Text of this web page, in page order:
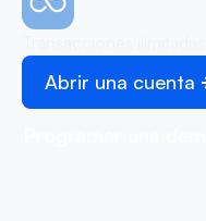
Abrir una cuenta